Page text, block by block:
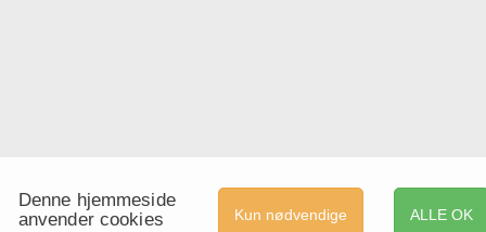
ALLE OK
Kun nødvendige
Denne hjemmeside
anvender cookies